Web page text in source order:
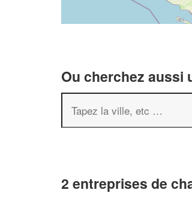
Ou cherchez
2 entreprises de